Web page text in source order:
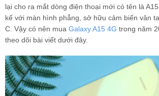
lại cho ra mắt dòng điện thoại mới có tên là
kế với màn hình phẳng, sở hữu cảm biến vân
C. Vậy có nên mua Galaxy A15 4G trong năm
theo dõi bài viết dưới đây.